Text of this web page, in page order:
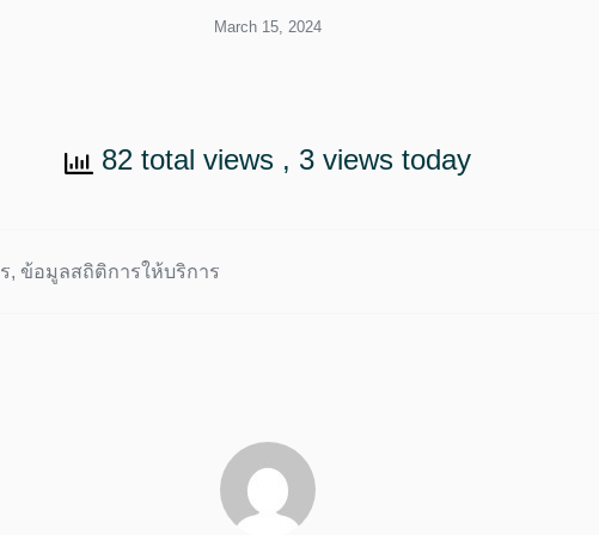
March 15, 2024
82 total views , 3 views today
, ข้อมูลสถิติการให้บริการ